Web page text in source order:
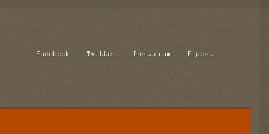
Facebook Twitter Instagram E-post